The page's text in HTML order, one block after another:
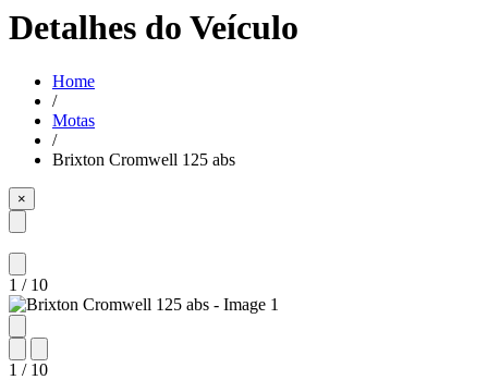
Detalhes do Veículo
Home
/
Motas
/
Brixton Cromwell 125 abs
×
1 / 10
1 / 10